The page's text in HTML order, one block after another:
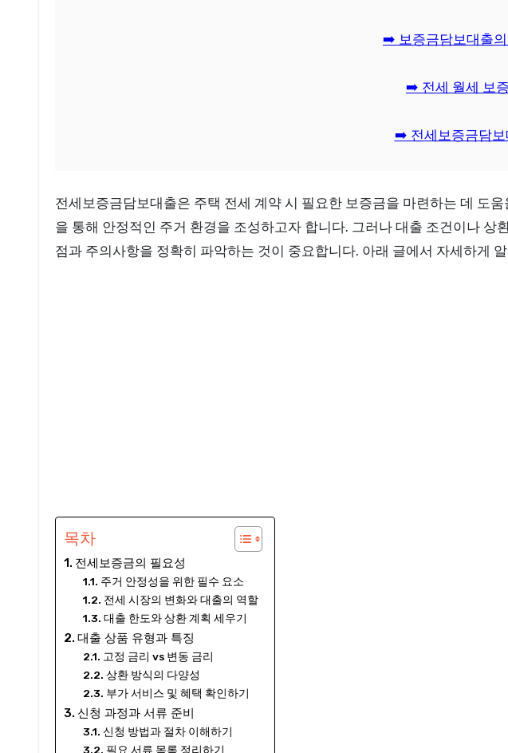
➡️ 보증금담보대출의
➡️ 전세 월세 보
➡️ 전세보증금담보
전세보증금담보대출은 주택 전세 계약 시 필요한 보증금을 마련하는 데 도움을 주는 금융 상품입니다. 최근 전세 시장의 변동성이 커지면서 많은 사람들이 이 대출
을 통해 안정적인 주거 환경을 조성하고자 합니다. 그러나 대출 조건이나
점과 주의사항을 정확히 파악하는 것이 중요합니다. 아래 글에서 자세하게
목차
전세보증금의 필요성
주거 안정성을 위한 필수 요소
전세 시장의 변화와 대출의 역할
대출 한도와 상환 계획 세우기
대출 상품 유형과 특징
고정 금리 vs 변동 금리
상환 방식의 다양성
부가 서비스 및 혜택 확인하기
신청 과정과 서류 준비
신청 방법과 절차 이해하기
필요 서류 목록 정리하기